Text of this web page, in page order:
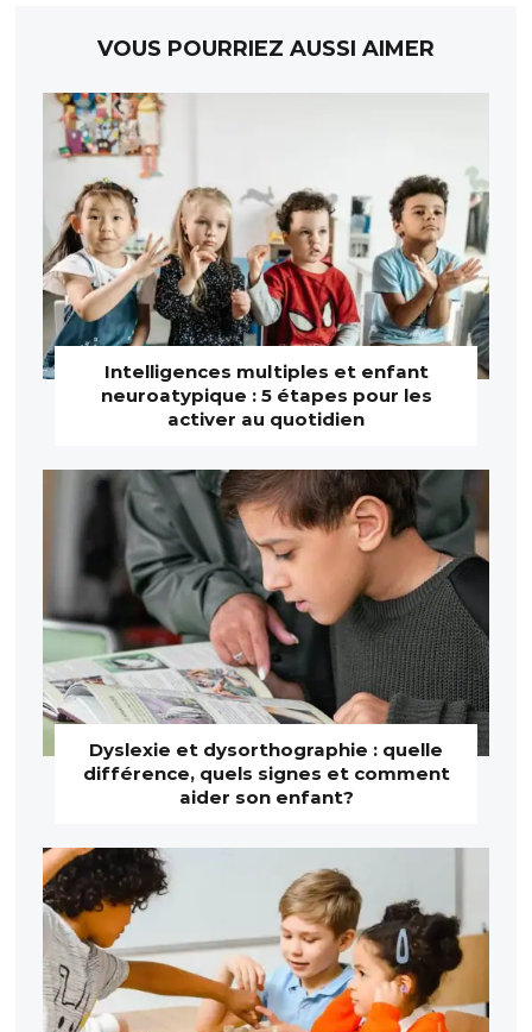
VOUS POURRIEZ AUSSI AIMER
Intelligences multiples et enfant
neuroatypique : 5 étapes pour les
activer au quotidien
Dyslexie et dysorthographie : quelle
différence, quels signes et comment
aider son enfant?